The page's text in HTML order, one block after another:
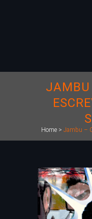
JAMBU
Home> Jambu –